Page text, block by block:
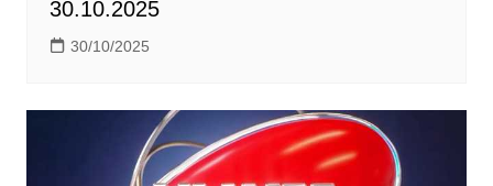
30.10.2025
30/10/2025